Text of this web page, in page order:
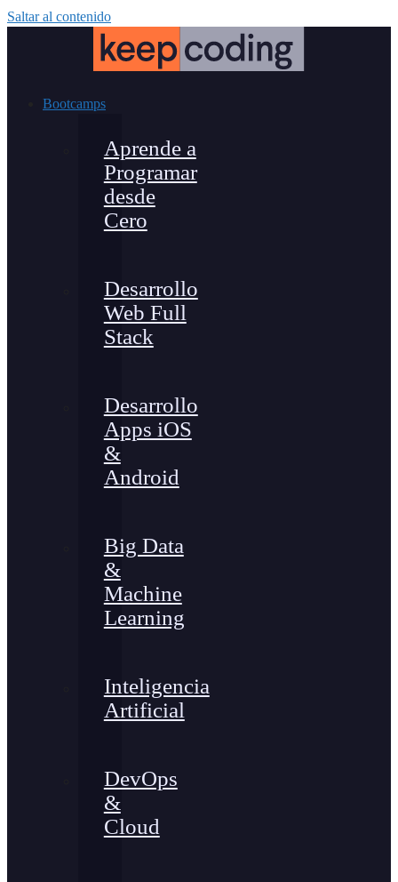
Saltar al contenido
Bootcamps
Aprende a
Programar
desde
Cero
Desarrollo
Web Full
Stack
Desarrollo
Apps iOS
&
Android
Big Data
&
Machine
Learning
Inteligencia
Artificial
DevOps
&
Cloud